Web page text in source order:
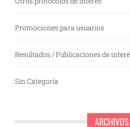
Promociones para usuarios
Resultados / Publicaciones de
Sin Categoría
ARCHIVOS